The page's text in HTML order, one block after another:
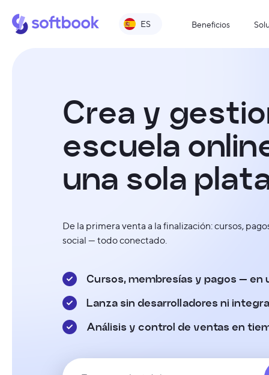
Beneficios
ES
Crea y gestio
escuela onlin
una sola plat
De la primera venta a la finalización: cursos,
social — todo conectado.
Cursos, membresías y pagos — en
Lanza sin desarrolladores ni
Análisis y control de ventas en